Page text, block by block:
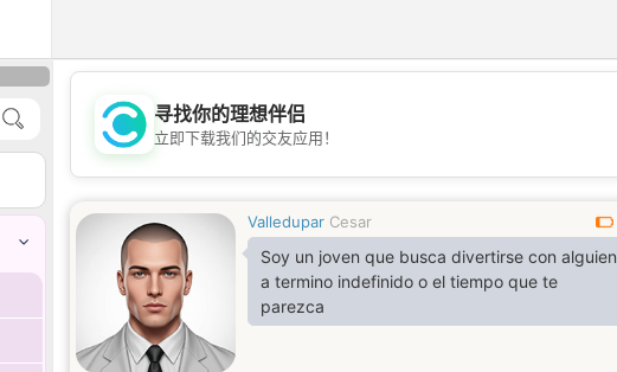
💖
💕
寻找你的理想伴侣
立即下载我们的交友应用！
Valledupar Cesar
Soy un joven que busca divertirse con alguien
a termino indefinido o el tiempo que te
parezca